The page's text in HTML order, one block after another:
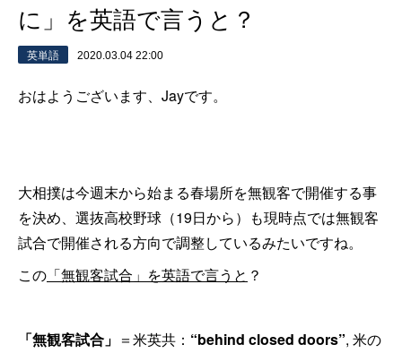
に」を英語で言うと？
英単語 2020.03.04 22:00
おはようございます、Jayです。
大相撲は今週末から始まる春場所を無観客で開催する事
を決め、選抜高校野球（19日から）も現時点では無観客
試合で開催される方向で調整しているみたいですね。
この 「無観客試合」を英語で言うと ？
「無観客試合」 ＝米英共： “behind closed doors”, 米の